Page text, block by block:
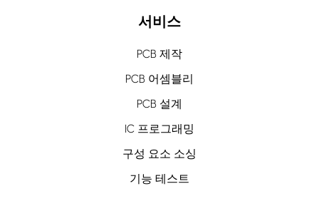
서비스
PCB 제작
PCB 어셈블리
PCB 설계
IC 프로그래밍
구성 요소 소싱
기능 테스트